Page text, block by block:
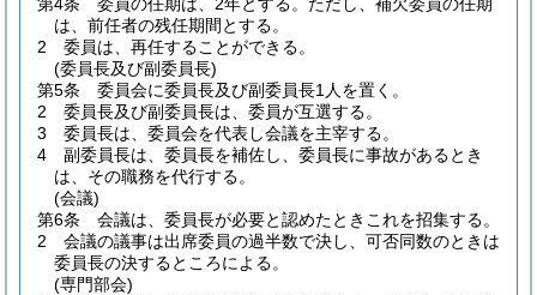
は、前任者の残任期間とする。
2
委員は、再任することができる。
(委員長及び副委員長)
第5条
委員会に委員長及び副委員長1人を置く。
2
委員長及び副委員長は、委員が互選する。
3
委員長は、委員会を代表し会議を主宰する。
4
副委員長は、委員長を補佐し、委員長に事故があるとき
は、その職務を代行する。
(会議)
第6条
会議は、委員長が必要と認めたときこれを招集する。
2
会議の議事は出席委員の過半数で決し、可否同数のときは
委員長の決するところによる。
(専門部会)